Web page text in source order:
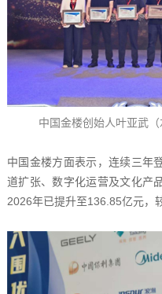
中国金楼创始人叶亚武
中国金楼方面表示，连续三年
道扩张、数字化运营及文化产
2026年已提升至136.85亿元，